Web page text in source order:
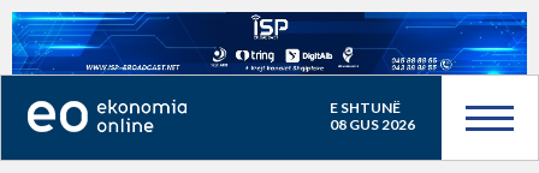
E SHTUNË
08 GUS 2026